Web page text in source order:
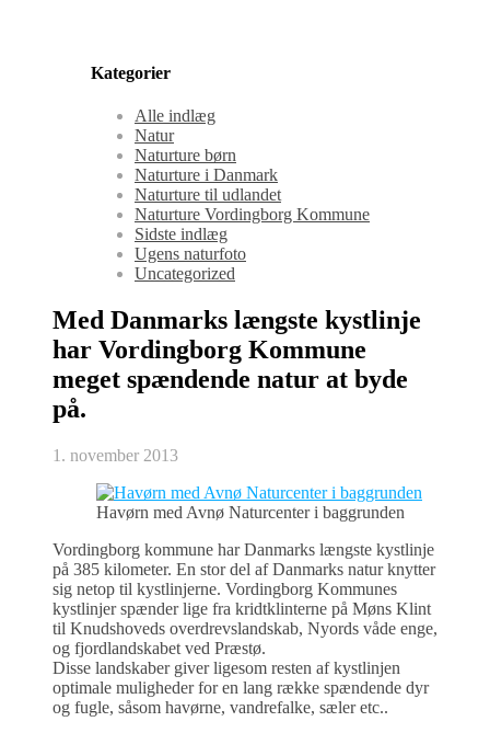
Kategorier
Alle indlæg
Natur
Naturture børn
Naturture i Danmark
Naturture til udlandet
Naturture Vordingborg Kommune
Sidste indlæg
Ugens naturfoto
Uncategorized
Med Danmarks længste kystlinje
har Vordingborg Kommune
meget spændende natur at byde
på.
1. november 2013
Havørn med Avnø Naturcenter i baggrunden
Vordingborg kommune har Danmarks længste kystlinje
på 385 kilometer. En stor del af Danmarks natur knytter
sig netop til kystlinjerne. Vordingborg Kommunes
kystlinjer spænder lige fra kridtklinterne på Møns Klint
til Knudshoveds overdrevslandskab, Nyords våde enge,
og fjordlandskabet ved Præstø.
Disse landskaber giver ligesom resten af kystlinjen
optimale muligheder for en lang række spændende dyr
og fugle, såsom havørne, vandrefalke, sæler etc..